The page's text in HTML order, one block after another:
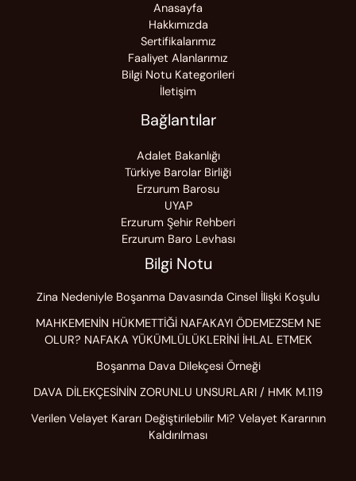
Anasayfa
Hakkımızda
Sertifikalarımız
Faaliyet Alanlarımız
Bilgi Notu Kategorileri
İletişim
Bağlantılar
Adalet Bakanlığı
Türkiye Barolar Birliği
Erzurum Barosu
UYAP
Erzurum Şehir Rehberi
Erzurum Baro Levhası
Bilgi Notu
Zina Nedeniyle Boşanma Davasında Cinsel İlişki Koşulu
MAHKEMENİN HÜKMETTİĞİ NAFAKAYI ÖDEMEZSEM NE
OLUR? NAFAKA YÜKÜMLÜLÜKLERİNİ İHLAL ETMEK
Boşanma Dava Dilekçesi Örneği
DAVA DİLEKÇESİNİN ZORUNLU UNSURLARI / HMK M.119
Verilen Velayet Kararı Değiştirilebilir Mi? Velayet Kararının
Kaldırılması